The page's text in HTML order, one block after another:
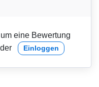
eine Bewertung
Einloggen